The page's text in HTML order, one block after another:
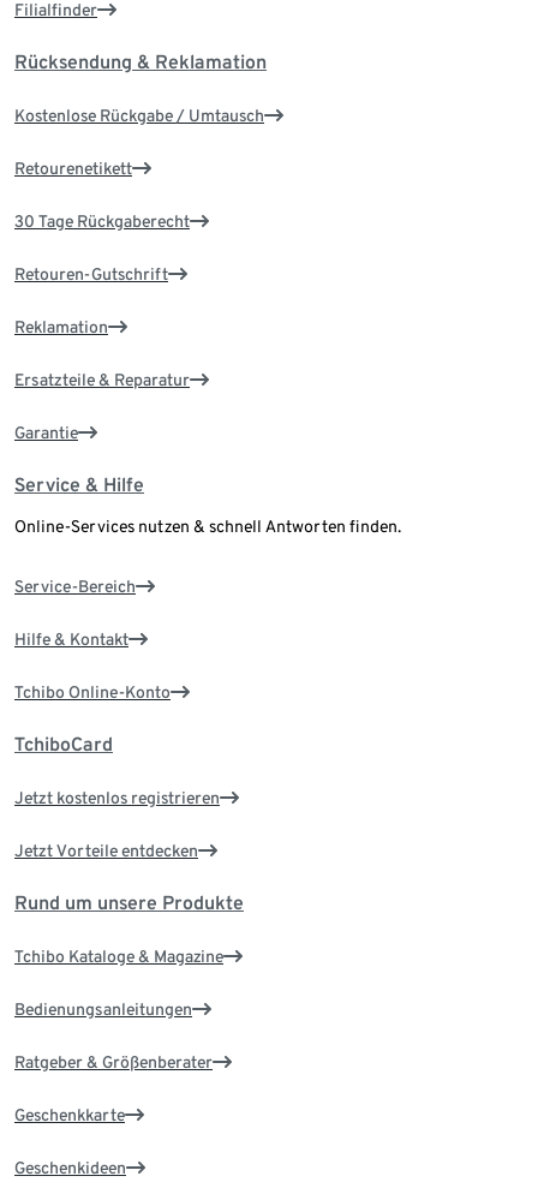
Filialfinder
Rücksendung & Reklamation
Kostenlose Rückgabe / Umtausch
Retourenetikett
30 Tage Rückgaberecht
Retouren-Gutschrift
Reklamation
Ersatzteile & Reparatur
Garantie
Service & Hilfe
Online-Services nutzen & schnell Antworten finden.
Service-Bereich
Hilfe & Kontakt
Tchibo Online-Konto
TchiboCard
Jetzt kostenlos registrieren
Jetzt Vorteile entdecken
Rund um unsere Produkte
Tchibo Kataloge & Magazine
Bedienungsanleitungen
Ratgeber & Größenberater
Geschenkkarte
Geschenkideen